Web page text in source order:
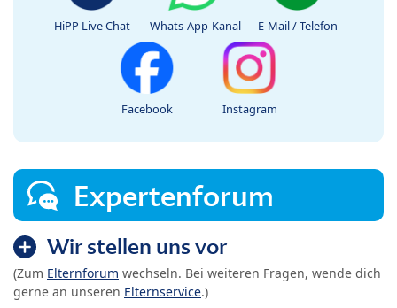
HiPP Live Chat Whats-App-Kanal E-Mail / Telefon
Facebook Instagram
Expertenforum
Wir stellen uns vor
(Zum Elternforum wechseln. Bei weiteren Fragen, wende dich
gerne an unseren Elternservice.)